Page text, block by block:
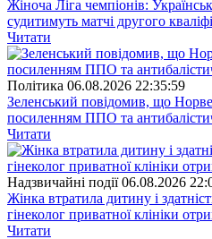
Жіноча Ліга чемпіонів:
судитимуть матчі другого
Читати
Полiтика 06.08.2026 22:35:59
Зеленський повідомив, що
посиленням ППО та
Читати
Надзвичайні події 06.08.2026
Жінка втратила дитину і
гінеколог приватної клініки
Читати